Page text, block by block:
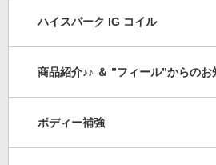
ハイスパーク IG コイル
商品紹介♪♪ ＆ ”フィール”からのお
ボディー補強